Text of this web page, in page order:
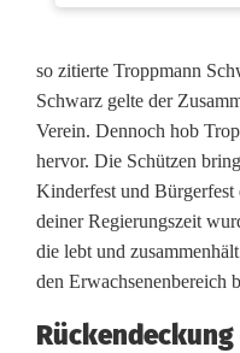
o
r
t
l
e
so zitierte Troppmann
Schwarz gelte der
Verein. Dennoch hob
hervor. Die Schützen
Kinderfest und Bürgerfest
deiner Regierungszeit
die lebt und
den Erwachsenenbereich